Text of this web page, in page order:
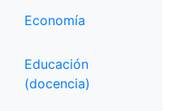
Economía
Educación
(docencia)